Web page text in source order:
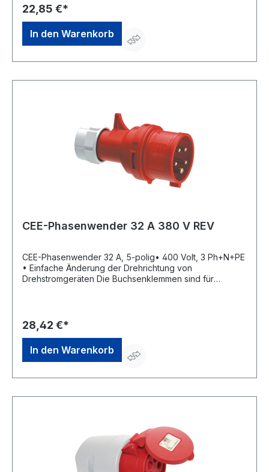
GmbH, Frankenstr.1-4, 63776 Mömbris, DE,
+4960297070, info@rev.de
22,85 €*
In den Warenkorb
CEE-Phasenwender 32 A 380 V REV
CEE-Phasenwender 32 A, 5-polig• 400 Volt, 3 Ph+N+PE
• Einfache Änderung der Drehrichtung von
Drehstromgeräten Die Buchsenklemmen sind für
GmbH, Frankenstr.1-4, 63776 Mömbris, DE,
+4960297070, info@rev.de
28,42 €*
In den Warenkorb